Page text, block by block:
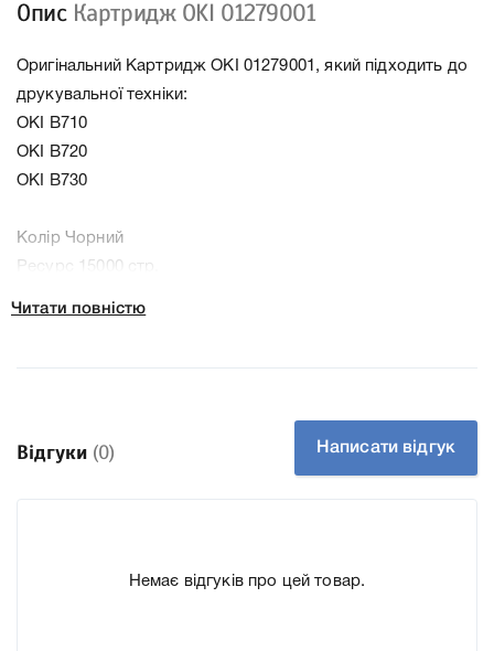
Опис Картридж OKI 01279001
Оригінальний Картридж OKI 01279001, який підходить до
друкувальної техніки:
OKI B710
OKI B720
OKI B730
Колір Чорний
Ресурс 15000 стр.
До Картридж OKI 01279001 ми підготували докладні
характеристики, список друкувальної техніки, до якого
Читати повністю
Відгуки (0) Написати відгук
Немає відгуків про цей товар.